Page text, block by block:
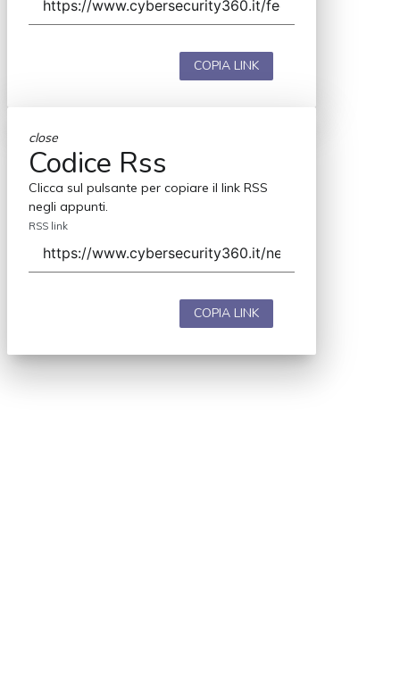
COPIA LINK
close
Codice Rss
Clicca sul pulsante per copiare il link RSS
negli appunti.
RSS link
COPIA LINK